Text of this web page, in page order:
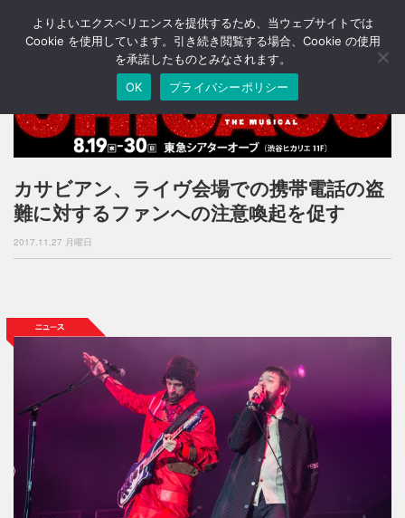
T
o
n
v
i
g
o
カサビアン、ライヴ会場での携帯電話の盗
難に対するファンへの注意喚起を促す
2017.11.27 月曜日
よりよいエクスペリエンスを提供するため、当ウェブサイトでは
Cookie を使用しています。引き続き閲覧する場合、Cookie の使用
を承諾したものとみなされます。
OK
プライバシーポリシー